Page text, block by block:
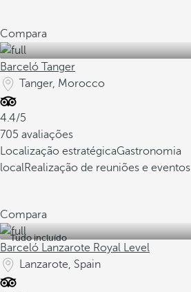
Compara
Barceló Tanger
Tanger, Morocco
4.4/5
705 avaliações
Localização estratégicaGastronomia
localRealização de reuniões e eventos
Compara
Tudo incluído
Barceló Lanzarote Royal Level
Lanzarote, Spain